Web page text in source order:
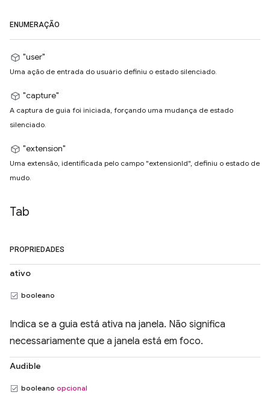
ENUMERAÇÃO
"user"
Uma ação de entrada do usuário definiu o estado silenciado.
"capture"
A captura de guia foi iniciada, forçando uma mudança de estado
silenciado.
"extension"
Uma extensão, identificada pelo campo "extensionId", definiu o estado de
mudo.
Tab
PROPRIEDADES
ativo
booleano
Indica se a guia está ativa na janela. Não significa
necessariamente que a janela está em foco.
Audible
booleano opcional